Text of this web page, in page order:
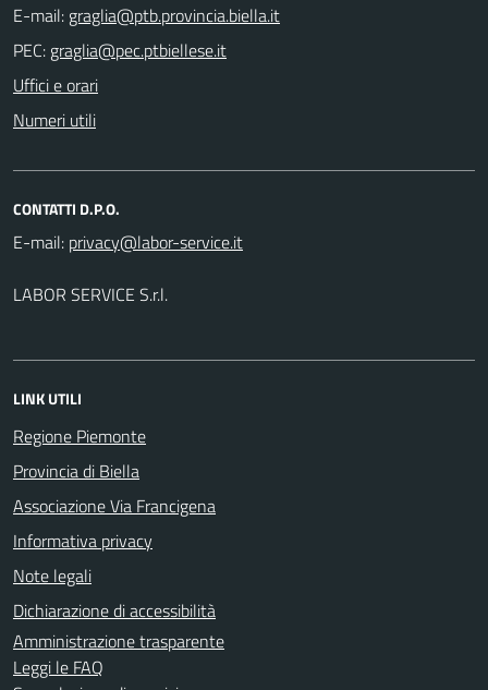
E-mail:
PEC:
Uffici e orari
Numeri utili
CONTATTI D.P.O.
E-mail:
LABOR SERVICE S.r.l.
LINK UTILI
Regione Piemonte
Provincia di Biella
Associazione Via Francigena
Informativa privacy
Note legali
Dichiarazione di accessibilità
Amministrazione trasparente
Leggi le FAQ